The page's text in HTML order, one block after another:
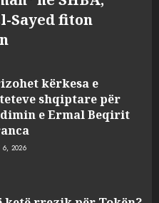
Sayed fiton
kërkesa e
shqiptare për
e Ermal Beqirit
6, 2026